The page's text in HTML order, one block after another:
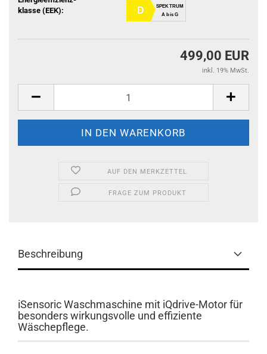
klasse (EEK):
D
SPEKTRUM
A bis G
499,00 EUR
inkl. 19% MwSt.
AUF DEN MERKZETTEL
FRAGE ZUM PRODUKT
Beschreibung
iSensoric Waschmaschine mit iQdrive-Motor für
besonders wirkungsvolle und effiziente
Wäschepflege.